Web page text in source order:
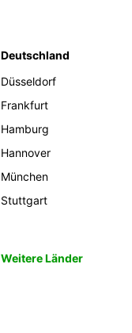
Deutschland
Düsseldorf
Frankfurt
Hamburg
Hannover
München
Stuttgart
Weitere Länder